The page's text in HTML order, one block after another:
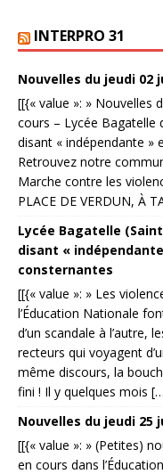
INTERPRO 31
Nouvelles du jeudi 02
[[{« value »: » Nouvelles
cours – Lycée Bagatelle
disant « indépendante »
Retrouvez notre
Marche contre les
PLACE DE VERDUN, À
Lycée Bagatelle
disant «
consternantes
[[{« value »: » Les
l’Éducation Nationale
d’un scandale à l’autre,
recteurs qui voyagent
même discours, la
fini ! Il y quelques mois
Nouvelles du jeudi 25
[[{« value »: » (Petites)
en cours dans